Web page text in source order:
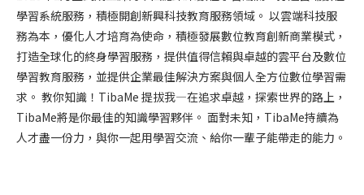
學習系統服務，積極開創新興科技教育服務領域。 以雲端科技服
務為本，優化人才培育為使命，積極發展數位教育創新商業模式，
打造全球化的終身學習服務，提供值得信賴與卓越的雲平台及數位
學習教育服務，並提供企業最佳解決方案與個人全方位數位學習需
求。 教你知識！TibaMe 提拔我—在追求卓越，探索世界的路上，
TibaMe將是你最佳的知識學習夥伴。 面對未知，TibaMe持續為
人才盡一份力，與你一起用學習交流、給你一輩子能帶走的能力。